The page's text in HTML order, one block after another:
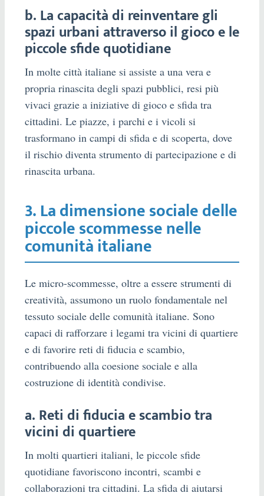
b. La capacità di reinventare gli
spazi urbani attraverso il gioco e le
piccole sfide quotidiane
In molte città italiane si assiste a una vera e
propria rinascita degli spazi pubblici, resi più
vivaci grazie a iniziative di gioco e sfida tra
cittadini. Le piazze, i parchi e i vicoli si
trasformano in campi di sfida e di scoperta, dove
il rischio diventa strumento di partecipazione e di
rinascita urbana.
3. La dimensione sociale delle
piccole scommesse nelle
comunità italiane
Le micro-scommesse, oltre a essere strumenti di
creatività, assumono un ruolo fondamentale nel
tessuto sociale delle comunità italiane. Sono
capaci di rafforzare i legami tra vicini di quartiere
e di favorire reti di fiducia e scambio,
contribuendo alla coesione sociale e alla
costruzione di identità condivise.
a. Reti di fiducia e scambio tra
vicini di quartiere
In molti quartieri italiani, le piccole sfide
quotidiane favoriscono incontri, scambi e
collaborazioni tra cittadini. La sfida di aiutarsi